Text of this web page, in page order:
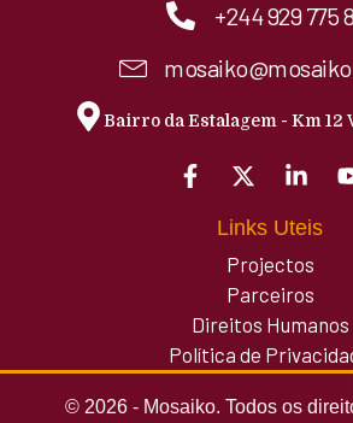
+244 929 775
Bairro da Estalagem - Km 12
Links Uteis
Projectos
Parceiros
Direitos Humanos
Política de
© 2026 - Mosaiko. Todos os